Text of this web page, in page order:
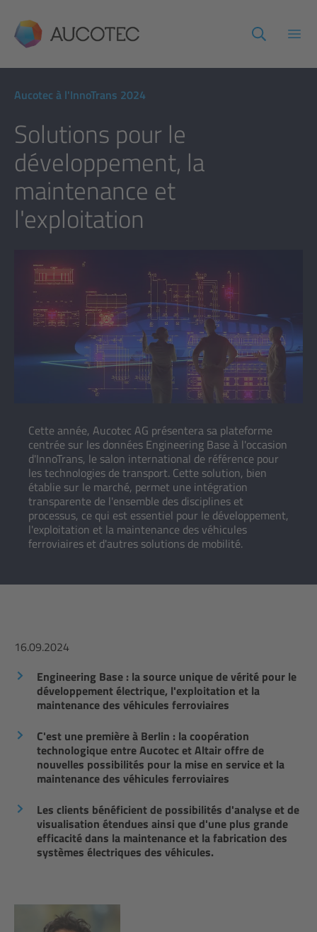
AUCOTEC
Aucotec à l'InnoTrans 2024
Solutions pour le
développement, la
maintenance et
l'exploitation
Cette année, Aucotec AG présentera sa plateforme
centrée sur les données Engineering Base à l'occasion
d'InnoTrans, le salon international de référence pour
les technologies de transport. Cette solution, bien
établie sur le marché, permet une intégration
transparente de l'ensemble des disciplines et
processus, ce qui est essentiel pour le développement,
l'exploitation et la maintenance des véhicules
ferroviaires et d'autres solutions de mobilité.
16.09.2024
Engineering Base : la source unique de vérité pour le
développement électrique, l'exploitation et la
maintenance des véhicules ferroviaires
C'est une première à Berlin : la coopération
technologique entre Aucotec et Altair offre de
nouvelles possibilités pour la mise en service et la
maintenance des véhicules ferroviaires
Les clients bénéficient de possibilités d'analyse et de
visualisation étendues ainsi que d'une plus grande
efficacité dans la maintenance et la fabrication des
systèmes électriques des véhicules.